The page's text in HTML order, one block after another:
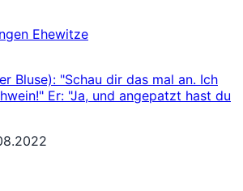
Ehewitze
Bluse): "Schau dir das mal an. Ich
Er: "Ja, und angepatzt hast du